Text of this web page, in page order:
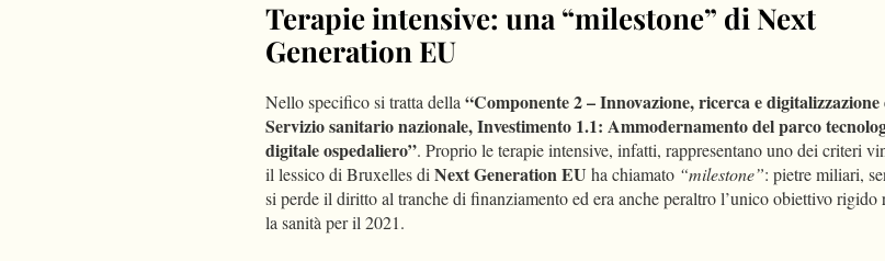
Terapie intensive: una “milestone” di Next
Generation EU
Nello specifico si tratta della“Componente 2 – Innovazione, ricerca e digitalizzazione
Servizio sanitario nazionale, Investimento 1.1: Ammodernamento del parco
digitale ospedaliero”. Proprio le terapie intensive, infatti, rappresentano uno dei criteri
il lessico di Bruxelles diNext Generation EU ha chiamato “milestone”: pietre miliari,
si perde il diritto al tranche di finanziamento ed era anche peraltro l’unico obiettivo rigido
la sanità per il 2021.